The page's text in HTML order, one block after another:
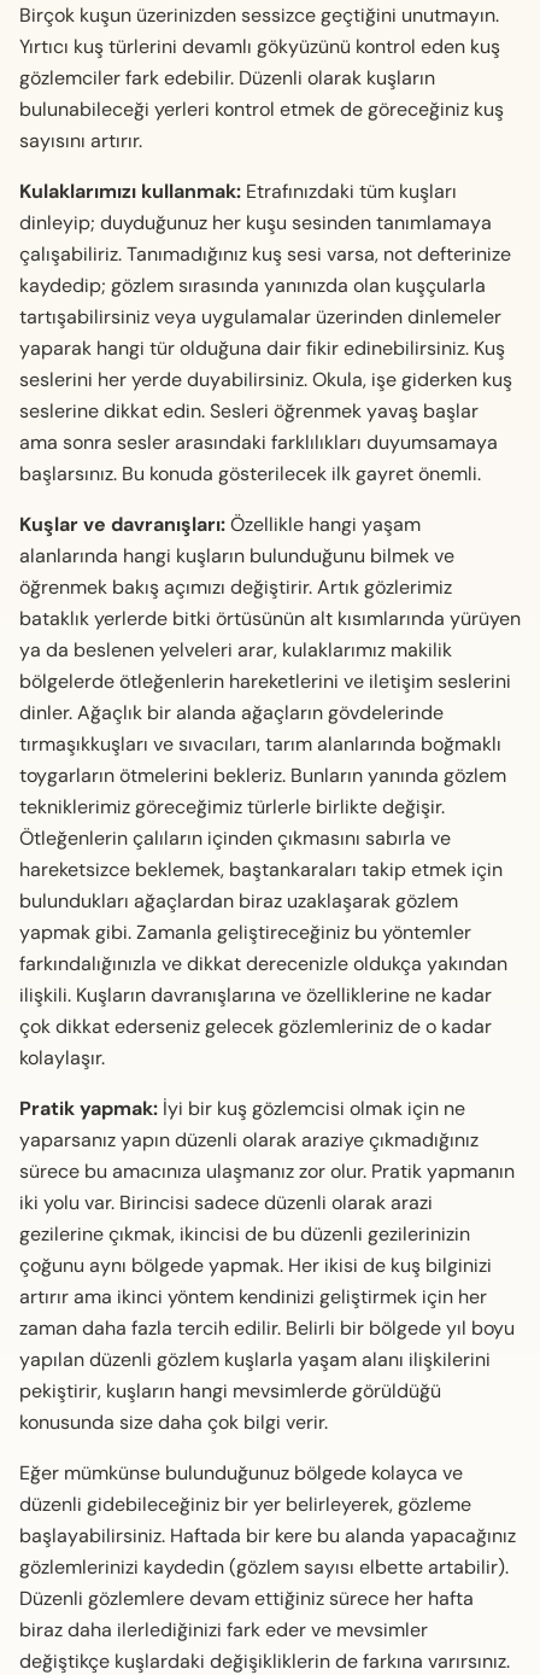
Birçok kuşun üzerinizden sessizce geçtiğini unutmayın.
Yırtıcı kuş türlerini devamlı gökyüzünü kontrol eden kuş
gözlemciler fark edebilir. Düzenli olarak kuşların
bulunabileceği yerleri kontrol etmek de göreceğiniz kuş
sayısını artırır.
Kulaklarımızı kullanmak: Etrafınızdaki tüm kuşları
dinleyip; duyduğunuz her kuşu sesinden tanımlamaya
çalışabiliriz. Tanımadığınız kuş sesi varsa, not defterinize
kaydedip; gözlem sırasında yanınızda olan kuşçularla
tartışabilirsiniz veya uygulamalar üzerinden dinlemeler
yaparak hangi tür olduğuna dair fikir edinebilirsiniz. Kuş
seslerini her yerde duyabilirsiniz. Okula, işe giderken kuş
seslerine dikkat edin. Sesleri öğrenmek yavaş başlar
ama sonra sesler arasındaki farklılıkları duyumsamaya
başlarsınız. Bu konuda gösterilecek ilk gayret önemli.
Kuşlar ve davranışları:Özellikle hangi yaşam
alanlarında hangi kuşların bulunduğunu bilmek ve
öğrenmek bakış açımızı değiştirir. Artık gözlerimiz
bataklık yerlerde bitki örtüsünün alt kısımlarında yürüyen
ya da beslenen yelveleri arar, kulaklarımız makilik
bölgelerde ötleğenlerin hareketlerini ve iletişim seslerini
dinler. Ağaçlık bir alanda ağaçların gövdelerinde
tırmaşıkkuşları ve sıvacıları, tarım alanlarında boğmaklı
toygarların ötmelerini bekleriz. Bunların yanında gözlem
tekniklerimiz göreceğimiz türlerle birlikte değişir.
Ötleğenlerin çalıların içinden çıkmasını sabırla ve
hareketsizce beklemek, baştankaraları takip etmek için
bulundukları ağaçlardan biraz uzaklaşarak gözlem
yapmak gibi. Zamanla geliştireceğiniz bu yöntemler
farkındalığınızla ve dikkat derecenizle oldukça yakından
ilişkili. Kuşların davranışlarına ve özelliklerine ne kadar
çok dikkat ederseniz gelecek gözlemleriniz de o kadar
kolaylaşır.
Pratik yapmak: İyi bir kuş gözlemcisi olmak için ne
yaparsanız yapın düzenli olarak araziye çıkmadığınız
sürece bu amacınıza ulaşmanız zor olur. Pratik yapmanın
iki yolu var. Birincisi sadece düzenli olarak arazi
gezilerine çıkmak, ikincisi de bu düzenli gezilerinizin
çoğunu aynı bölgede yapmak. Her ikisi de kuş bilginizi
artırır ama ikinci yöntem kendinizi geliştirmek için her
zaman daha fazla tercih edilir. Belirli bir bölgede yıl boyu
yapılan düzenli gözlem kuşlarla yaşam alanı ilişkilerini
pekiştirir, kuşların hangi mevsimlerde görüldüğü
konusunda size daha çok bilgi verir.
Eğer mümkünse bulunduğunuz bölgede kolayca ve
düzenli gidebileceğiniz bir yer belirleyerek, gözleme
başlayabilirsiniz. Haftada bir kere bu alanda yapacağınız
gözlemlerinizi kaydedin (gözlem sayısı elbette artabilir).
Düzenli gözlemlere devam ettiğiniz sürece her hafta
biraz daha ilerlediğinizi fark eder ve mevsimler
değiştikçe kuşlardaki değişikliklerin de farkına varırsınız.